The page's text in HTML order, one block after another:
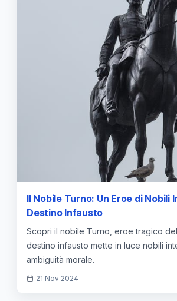
Il Nobile Turno: Un Eroe di Nobili
Destino Infausto
Scopri il nobile Turno, eroe tragico
destino infausto mette in luce nobili
ambiguità morale.
21 Nov 2024